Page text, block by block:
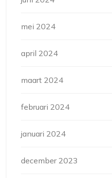
mei 2024
april 2024
maart 2024
februari 2024
januari 2024
december 2023